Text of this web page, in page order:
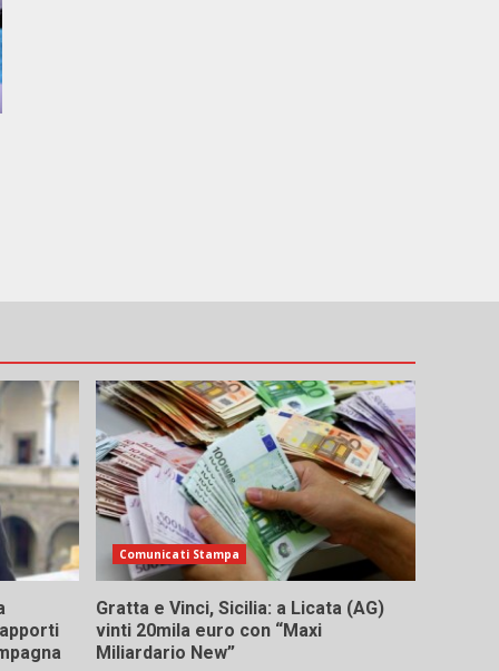
Comunicati Stampa
Gratta e Vinci, Sicilia: a Licata (AG)
vinti 20mila euro con “Maxi
Miliardario New”